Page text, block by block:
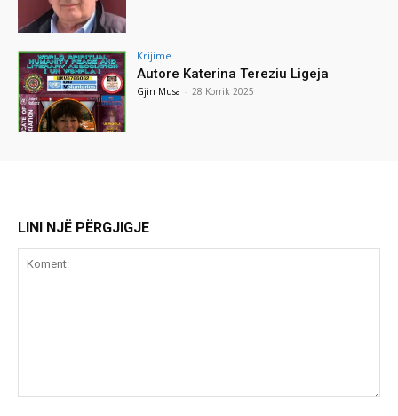
Krijime
Autore Katerina Tereziu Ligeja
Gjin Musa - 28 Korrik 2025
LINI NJË PËRGJIGJE